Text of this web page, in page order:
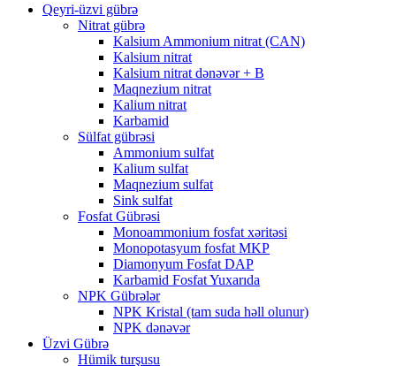
Qeyri-üzvi gübrə
Nitrat gübrə
Kalsium Ammonium nitrat (CAN)
Kalsium nitrat
Kalsium nitrat dənəvər + B
Maqnezium nitrat
Kalium nitrat
Karbamid
Sülfat gübrəsi
Ammonium sulfat
Kalium sulfat
Maqnezium sulfat
Sink sulfat
Fosfat Gübrəsi
Monoammonium fosfat xəritəsi
Monopotasyum fosfat MKP
Diamonyum Fosfat DAP
Karbamid Fosfat Yuxarıda
NPK Gübrələr
NPK Kristal (tam suda həll olunur)
NPK dənəvər
Üzvi Gübrə
Hümik turşusu